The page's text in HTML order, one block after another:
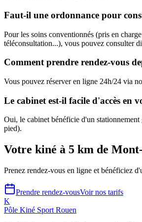
Faut-il une ordonnance pour
Pour les soins conventionnés (pris en
téléconsultation...), vous pouvez consulter
Comment prendre rendez-vous
Vous pouvez réserver en ligne 24h/24 via
Le cabinet est-il facile d'accès en
Oui, le cabinet bénéficie d'un
pied).
Votre kiné à 5 km de
Prenez rendez-vous en ligne et bénéficiez
Prendre rendez-vousVoir nos tarifs
K
Pôle Kiné Sport Rouen